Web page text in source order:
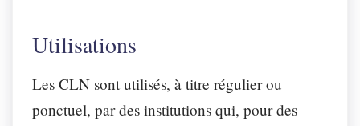
Utilisations
Les CLN sont utilisés, à titre régulier ou
ponctuel, par des institutions qui, pour des